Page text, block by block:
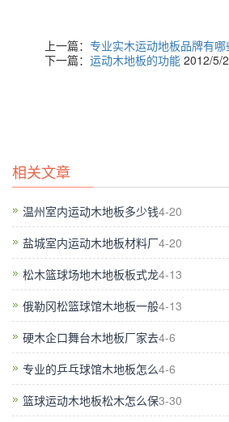
原因和体育馆木地板的吱吱这是体育馆木
见的情况，特别是在场馆，其中的变化
整。单层实木市场上流行的地板的含水率
准。所以，当我们选择了体育馆的地板，
的？首先，我们必须重视体育馆的地板
板的接触知道会有变色的木地板。什么是
生产商告诉你：什么是影响木地板的变色
保养不当和不正确的清洁方法造成的。体
技术行业常说的“好体育馆木地板，3分
体育馆木地板的安装和施工水平的不同而
上一篇： 专业实木运动地板品牌有哪
下一篇： 运动木地板的功能 2012/5/
相关文章
温州室内运动木地板多少钱4-20
盐城室内运动木地板材料厂4-20
松木篮球场地木地板板式龙4-13
俄勒冈松篮球馆木地板一般4-13
硬木企口舞台木地板厂家去4-6
专业的乒乓球馆木地板怎么4-6
篮球运动木地板松木怎么保3-30